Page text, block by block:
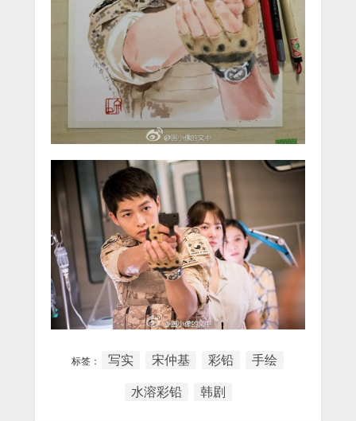
标签： 写实 宋仲基 彩铅 手绘
水溶彩铅 韩剧